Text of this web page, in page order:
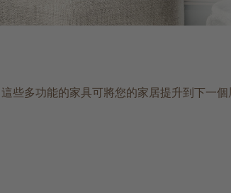
些多功能的家具可將您的家居提升到下一